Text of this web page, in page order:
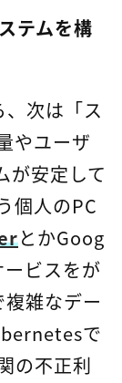
テムを構
次は「ス
やユーザ
が安定して
個人のPC
とかGoog
ビスをが
雑なデー
で
の不正利